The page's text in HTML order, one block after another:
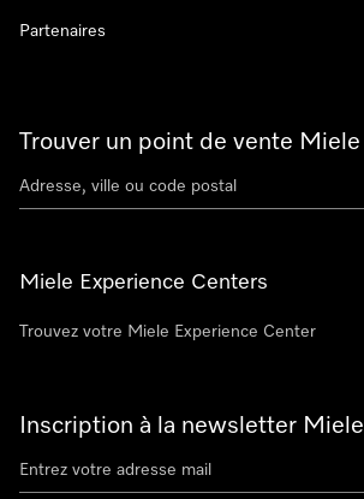
Trouver un point de vente Miele
Miele Experience Centers
Trouvez votre Miele Experience Center
Inscription à la newsletter Miele
Partenaires